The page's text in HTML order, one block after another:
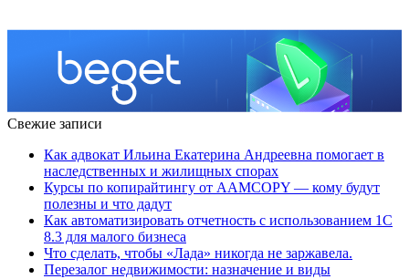
Свежие записи
Как адвокат Ильина Екатерина Андреевна помогает в
наследственных и жилищных спорах
Курсы по копирайтингу от AAMCOPY — кому будут
полезны и что дадут
Как автоматизировать отчетность с использованием 1С
8.3 для малого бизнеса
Что сделать, чтобы «Лада» никогда не заржавела.
Перезалог недвижимости: назначение и виды